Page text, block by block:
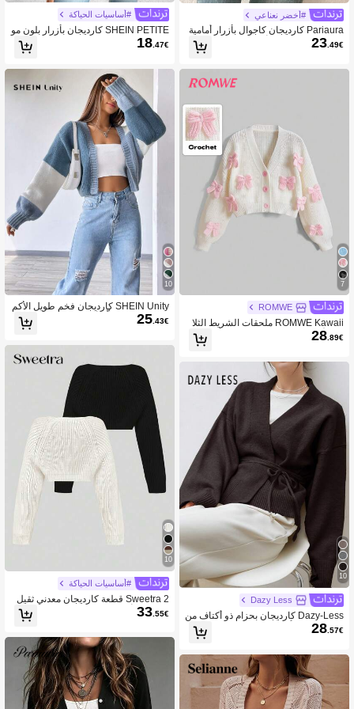
#أخضر نعناعي
Pariaura كارديجان كاجوال بأزرار أمامية
بتريم ملون للنساء، أكمام طويلة، بلوزات
23.49€
7
ROMWE
ROMWE Kawaii ملحقات الشريط الثلا
ثي الأبعاد باللون الوردي النسائية الكيوت ،
28.89€
10
Dazy Less
Dazy-Less كارديجان بحزام ذو أكتاف من
سدلة، بلوزة بأكمام طويلة بطراز العملة ال
قديمة، ملابس عمل كاجوال للسيدات
28.57€
#أساسيات الحياكة
SHEIN PETITE كارديجان بأزرار بلون مو
حد، كنزة محبوكة للخريف/الشتاء، للنساء
18.47€
10
SHEIN Unity كارديجان فخم طويل الأكم
ام، ذو كتف متدلٍّ وألوان متباينة
25.43€
10
#أساسيات الحياكة
Sweetra 2 قطعة كارديجان معدني ثقيل
مرتب مع أكمام طويلة
33.55€